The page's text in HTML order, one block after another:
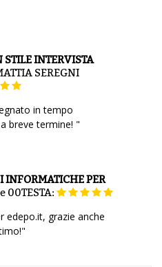
INTERVISTA
SEREGNI
in tempo
breve termine! "
INFORMATICHE PER
00TESTA:
edepo.it, grazie anche